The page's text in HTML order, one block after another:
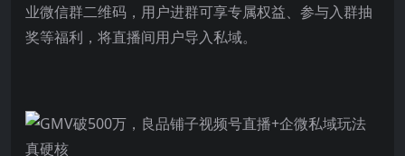
业微信群二维码，用户进群可享专属权益、参与入群抽
奖等福利，将直播间用户导入私域。